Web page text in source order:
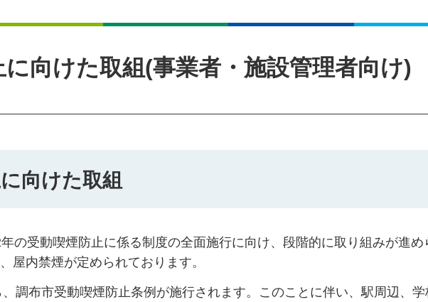
向けた取組(事業者・施設管理者向け)
向けた取組
の受動喫煙防止に係る制度の全面施行に向け、段階的に取り組みが進め
屋内禁煙が定められております。
調布市受動喫煙防止条例が施行されます。このことに伴い、駅周辺、